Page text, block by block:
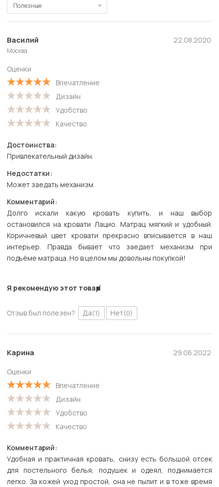
Полезные
Полезные
Новые
Старые
С высокой оценкой
С низкой оценкой
Василий
Москва
Оценки
Впечатление
Дизайн
Удобство
Качество
22.08.2020
Достоинства:
Привлекательный дизайн.
Недостатки:
Может заедать механизм.
Комментарий:
Долго искали какую кровать купить, и наш выбор
остановился на кровати Лацио. Матрац мягкий и удобный.
Коричневый цвет кровати прекрасно вписывается в наш
интерьер. Правда бывает что заедает механизм при
подъёме матраца. Но в целом мы довольны покупкой!
Я рекомендую этот товар
Отзыв был полезен? Да(1) Нет(0)
Карина
Оценки
Впечатление
Дизайн
Удобство
Качество
29.06.2022
Комментарий:
Удобная и практичная кровать, снизу есть большой отсек
для постельного белья, подушек и одеял, поднимается
легко. За кожей уход простой, она не пылит и в тоже время